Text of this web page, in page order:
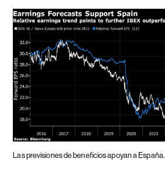
Las previsiones de beneficios apoyan a España.